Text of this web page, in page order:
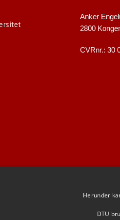
Anker
2800
CVRnr.: 30
Herunder
DTU